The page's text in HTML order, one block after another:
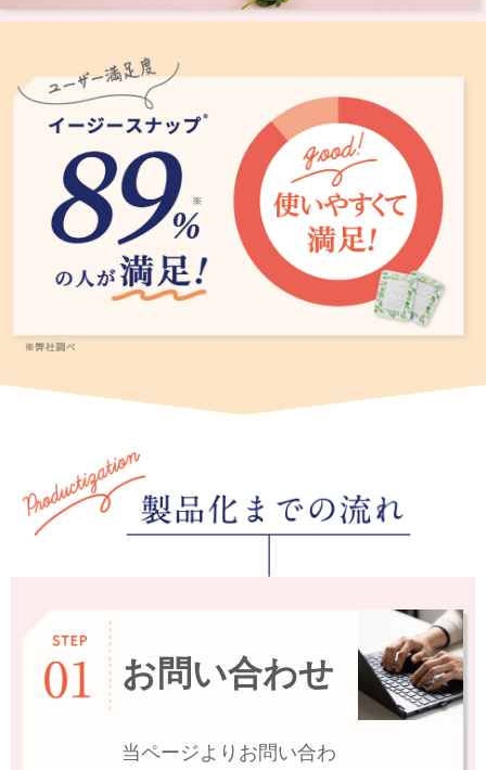
お問い合わせ
当ページよりお問い合わ